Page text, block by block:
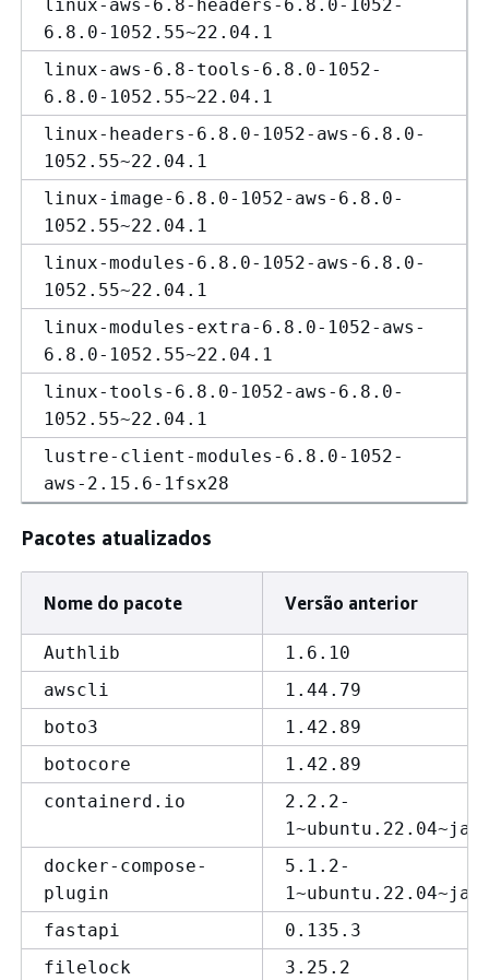
linux-aws-6.8-headers-6.8.0-1052-
6.8.0-1052.55~22.04.1
linux-aws-6.8-tools-6.8.0-1052-
6.8.0-1052.55~22.04.1
linux-headers-6.8.0-1052-aws-6.8.0-
1052.55~22.04.1
linux-image-6.8.0-1052-aws-6.8.0-
1052.55~22.04.1
linux-modules-6.8.0-1052-aws-6.8.0-
1052.55~22.04.1
linux-modules-extra-6.8.0-1052-aws-
6.8.0-1052.55~22.04.1
linux-tools-6.8.0-1052-aws-6.8.0-
1052.55~22.04.1
lustre-client-modules-6.8.0-1052-
aws-2.15.6-1fsx28
Pacotes atualizados
Nome do pacote Versão anterior
Authlib
1.6.10
awscli
1.44.79
boto3
1.42.89
botocore
1.42.89
containerd.io
2.2.2-
docker-compose-
plugin
5.1.2-
fastapi
0.135.3
filelock
3.25.2